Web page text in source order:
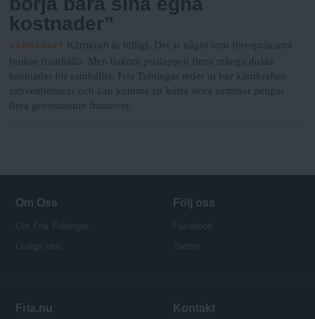
kostnader”
KÄRNKRAFT
Kärnkraft är billigt. Det är något som förespråkarna
brukar framhålla. Men bakom prislappen finns många dolda
kostnader för samhället. Fria Tidningar reder ut hur kärnkraften
subventioneras och kan komma att kosta stora summor pengar
flera generationer framöver.
Om Oss Följ oss
Fria.nu Kontakt